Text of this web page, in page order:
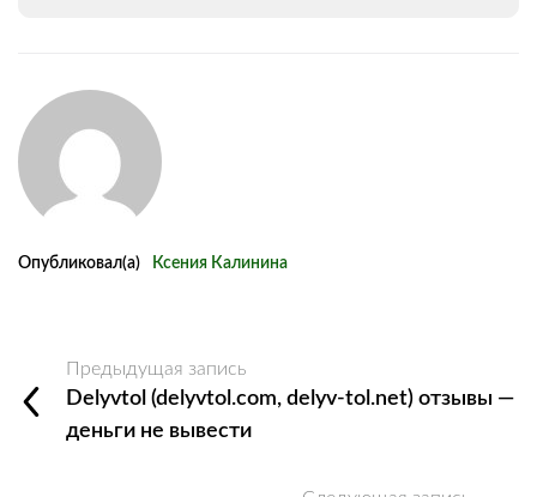
Опубликовал(а) Ксения Калинина
Предыдущая запись
Delyvtol (delyvtol.com, delyv-tol.net) отзывы —
деньги не вывести